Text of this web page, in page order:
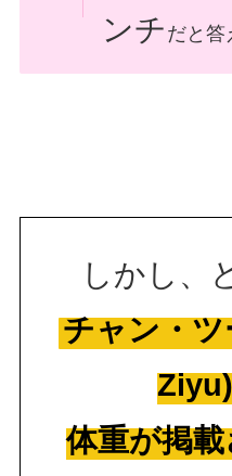
ンチ だと答
しかし、
チャン・
体重が掲